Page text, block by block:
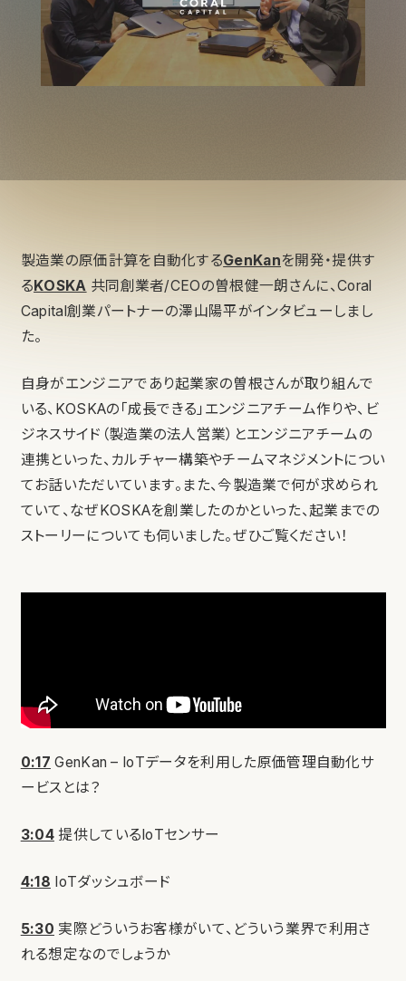
製造業の原価計算を自動化するGenKanを開発・提供す
るKOSKA 共同創業者/CEOの曽根健一朗さんに、Coral
Capital創業パートナーの澤山陽平がインタビューしまし
た。
自身がエンジニアであり起業家の曽根さんが取り組んで
いる、KOSKAの「成長できる」エンジニアチーム作りや、ビ
ジネスサイド（製造業の法人営業）とエンジニアチームの
連携といった、カルチャー構築やチームマネジメントについ
てお話いただいています。また、今製造業で何が求められ
ていて、なぜKOSKAを創業したのかといった、起業までの
ストーリーについても伺いました。ぜひご覧ください！
0:17 GenKan – IoTデータを利用した原価管理自動化サ
ービスとは？
3:04提供しているIoTセンサー
4:18 IoTダッシュボード
5:30 実際どういうお客様がいて、どういう業界で利用さ
れる想定なのでしょうか